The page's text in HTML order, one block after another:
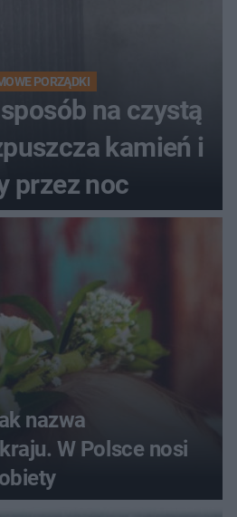
PORZĄDKI
na czystą
kamień i
przez noc
nazwa
W Polsce nosi